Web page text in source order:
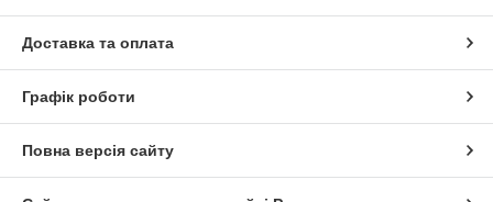
Доставка та оплата
Графік роботи
Повна версія сайту